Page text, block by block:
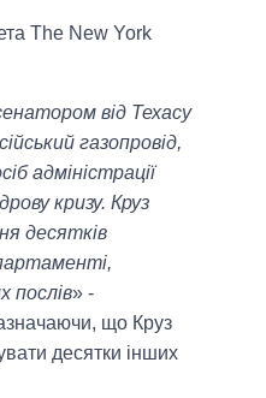
The New York
від Техасу
газопровід,
адміністрації
кризу. Круз
десятків
послів» -
що Круз
десятки інших